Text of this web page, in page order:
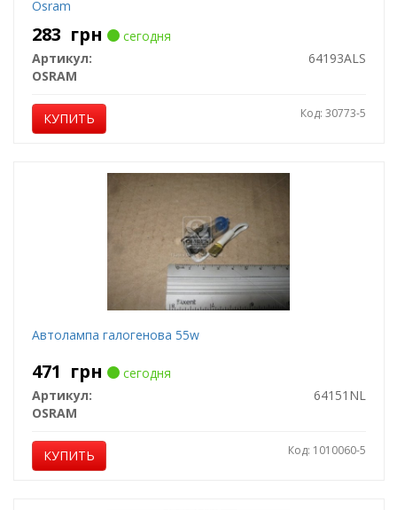
Osram
283 грн
сегодня
Артикул:
64193ALS
OSRAM
КУПИТЬ Код: 30773-5
Автолампа галогенова 55w
471 грн
сегодня
Артикул:
64151NL
OSRAM
КУПИТЬ Код: 1010060-5